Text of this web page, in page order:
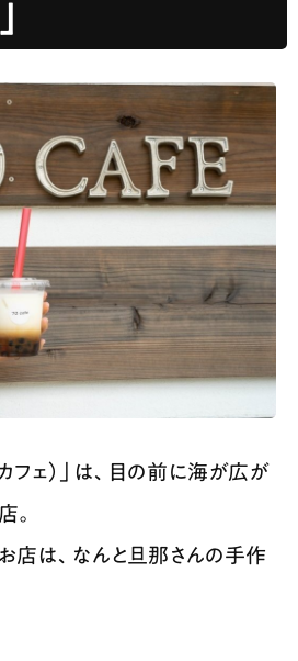
フェ）」は、目の前に海が広が
。
店は、なんと旦那さんの手作